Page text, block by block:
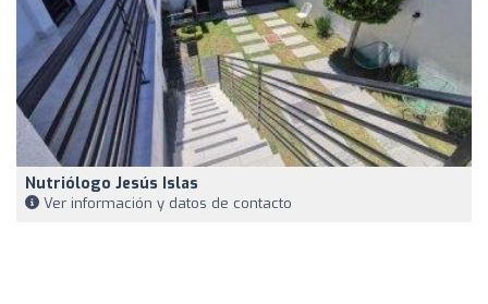
Nutriólogo Jesús Islas
Ver información y datos de contacto